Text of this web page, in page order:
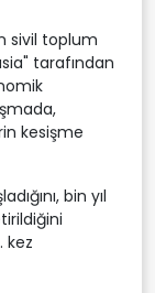
sivil toplum
tarafından
kesişme
bin yıl
kez